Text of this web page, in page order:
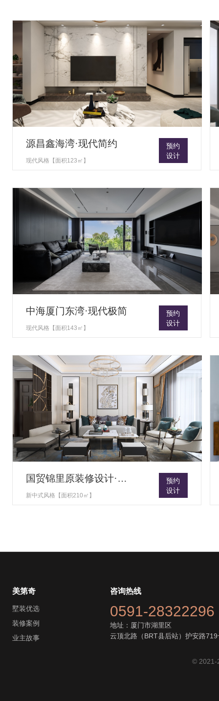
源昌鑫海湾·现代简约
现代风格【面积123㎡】
预约
设计
中海厦门东湾·现代极简
现代风格【面积143㎡】
预约
设计
国贸锦里原装修设计·心灵庇护所
新中式风格【面积210㎡】
预约
设计
美第奇
墅装优选
装修案例
业主故事
咨询热线
0591-28322296
地址：厦门市湖里区
云顶北路（BRT县后站）护安路719
© 2021-